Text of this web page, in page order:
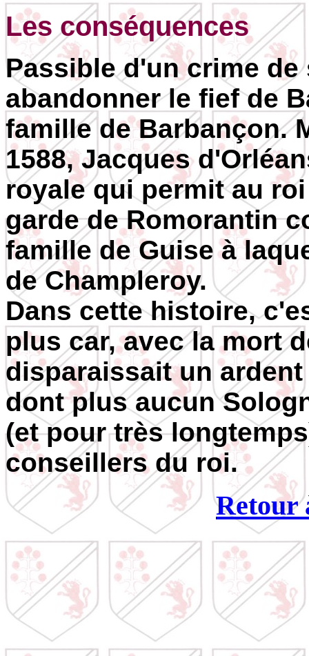
Les conséquences
Passible d'un crime
abandonner le fief de
famille de Barbançon.
1588, Jacques
royale qui permit au
garde de Romorantin
famille de Guise à
de Champleroy.
Dans cette histoire,
plus car, avec la mort
disparaissait un
dont plus aucun
(et pour très
conseillers du roi.
Retour